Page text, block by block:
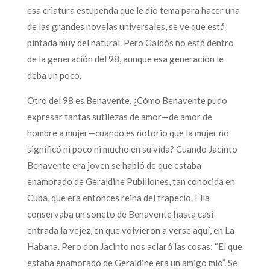
esa criatura estupenda que le dio tema para hacer una
de las grandes novelas universales, se ve que está
pintada muy del natural. Pero Galdós no está dentro
de la generación del 98, aunque esa generación le
deba un poco.
Otro del 98 es Benavente. ¿Cómo Benavente pudo
expresar tantas sutilezas de amor—de amor de
hombre a mujer—cuando es notorio que la mujer no
significó ni poco ni mucho en su vida? Cuando Jacinto
Benavente era joven se habló de que estaba
enamorado de Geraldine Pubillones, tan conocida en
Cuba, que era entonces reina del trapecio. Ella
conservaba un soneto de Benavente hasta casi
entrada la vejez, en que volvieron a verse aquí, en La
Habana. Pero don Jacinto nos aclaró las cosas: “El que
estaba enamorado de Geraldine era un amigo mío”. Se